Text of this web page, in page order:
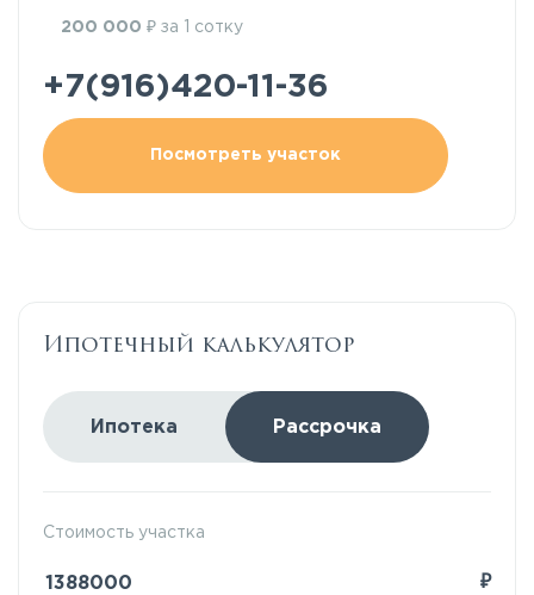
200 000 ₽ за 1 сотку
+7(916)420-11-36
Посмотреть участок
Ипотечный калькулятор
Ипотека Рассрочка
Стоимость участка
₽